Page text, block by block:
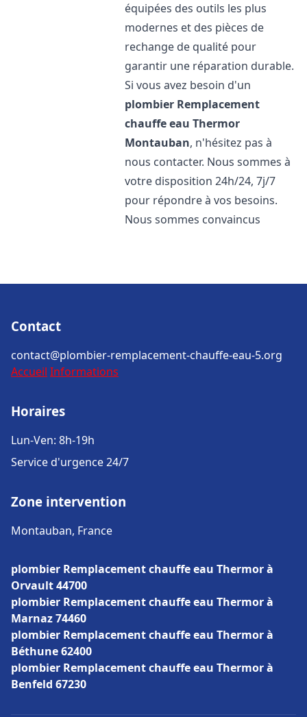
équipées des outils les plus
modernes et des pièces de
rechange de qualité pour
garantir une réparation durable.
Si vous avez besoin d'un
plombier Remplacement
chauffe eau Thermor
Montauban, n'hésitez pas à
nous contacter. Nous sommes à
votre disposition 24h/24, 7j/7
pour répondre à vos besoins.
Nous sommes convaincus
Contact
contact@plombier-remplacement-chauffe-eau-5.org
Accueil Informations
Horaires
Lun-Ven: 8h-19h
Service d'urgence 24/7
Zone intervention
Montauban, France
plombier Remplacement chauffe eau Thermor à
Orvault 44700
plombier Remplacement chauffe eau Thermor à
Marnaz 74460
plombier Remplacement chauffe eau Thermor à
Béthune 62400
plombier Remplacement chauffe eau Thermor à
Benfeld 67230